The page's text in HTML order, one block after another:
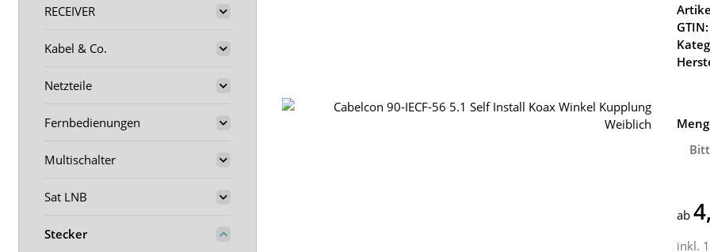
GTIN:
ab
inkl.
RECEIVER
Kabel & Co.
Netzteile
Fernbedienungen
Multischalter
Sat LNB
Stecker